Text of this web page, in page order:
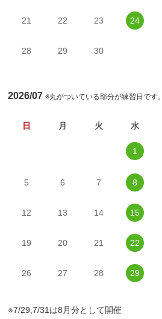
21 22 23 24
28 29 30
2026/07※丸がついている部分が練習日です。
日 月 火 水
1
5 6 7 8
12 13 14 15
19 20 21 22
26 27 28 29
※7/29,7/31は8月分として開催